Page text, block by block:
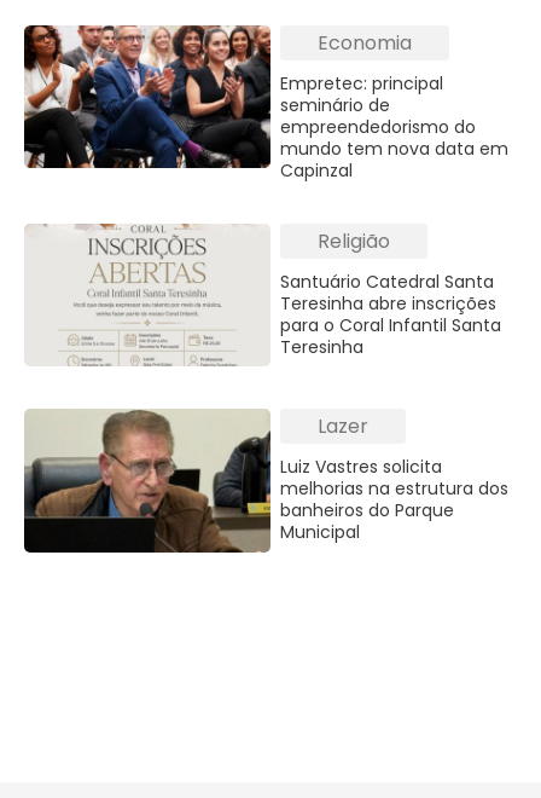
Economia
Empretec: principal
seminário de
empreendedorismo do
mundo tem nova data em
Capinzal
Religião
Santuário Catedral Santa
Teresinha abre inscrições
para o Coral Infantil Santa
Teresinha
Lazer
Luiz Vastres solicita
melhorias na estrutura dos
banheiros do Parque
Municipal